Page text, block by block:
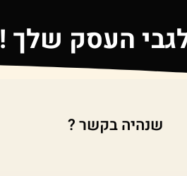
העסק שלך !
שנהיה בקשר ?